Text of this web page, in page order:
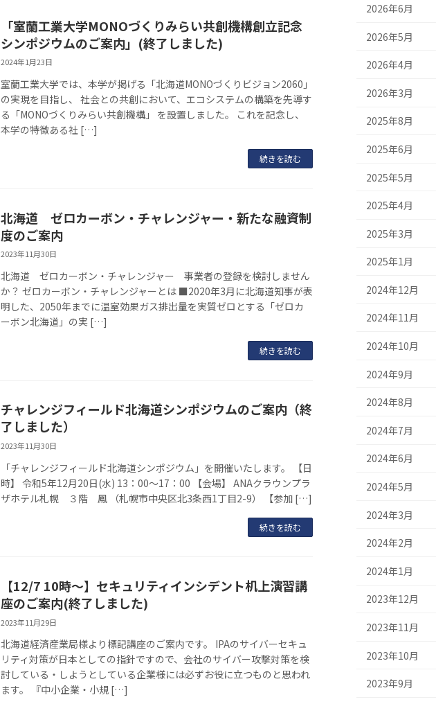
「室蘭工業大学MONOづくりみらい共創機構創立記念
シンポジウムのご案内」(終了しました)
2024年1月23日
室蘭工業大学では、本学が掲げる「北海道MONOづくりビジョン2060」
の実現を目指し、 社会との共創において、エコシステムの構築を先導す
る「MONOづくりみらい共創機構」 を設置しました。 これを記念し、
本学の特徴ある社 […]
続きを読む
北海道 ゼロカーボン・チャレンジャー・新たな融資制
度のご案内
2023年11月30日
北海道 ゼロカーボン・チャレンジャー 事業者の登録を検討しません
か？ ゼロカーボン・チャレンジャーとは ■2020年3月に北海道知事が表
明した、2050年までに温室効果ガス排出量を実質ゼロとする「ゼロカ
ーボン北海道」の実 […]
続きを読む
チャレンジフィールド北海道シンポジウムのご案内（終
了しました）
2023年11月30日
「チャレンジフィールド北海道シンポジウム」を開催いたします。 【日
時】 令和5年12月20日(水) 13：00～17：00 【会場】 ANAクラウンプラ
ザホテル札幌 ３階 鳳 （札幌市中央区北3条西1丁目2-9） 【参加 […]
続きを読む
【12/7 10時～】セキュリティインシデント机上演習講
座のご案内(終了しました)
2023年11月29日
北海道経済産業局様より標記講座のご案内です。 IPAのサイバーセキュ
リティ対策が日本としての指針ですので、会社のサイバー攻撃対策を検
討している・しようとしている企業様には必ずお役に立つものと思われ
ます。 『中小企業・小規 […]
2026年6月
2026年5月
2026年4月
2026年3月
2025年8月
2025年6月
2025年5月
2025年4月
2025年3月
2025年1月
2024年12月
2024年11月
2024年10月
2024年9月
2024年8月
2024年7月
2024年6月
2024年5月
2024年3月
2024年2月
2024年1月
2023年12月
2023年11月
2023年10月
2023年9月